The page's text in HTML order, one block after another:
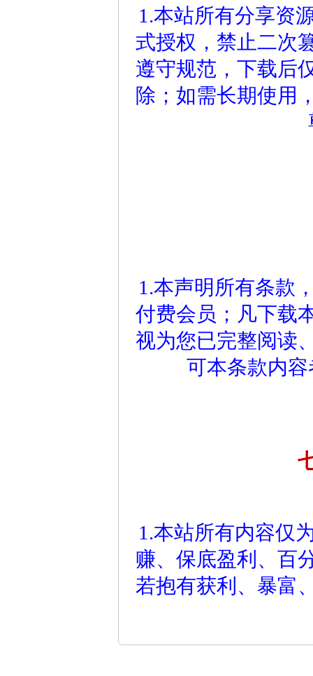
1.本站所有分享资
式授权，禁止二次
遵守规范，下载后
除；如需长期使用
1.本声明所有条款
付费会员；凡下载
视为您已完整阅读
可本条款内
1.本站所有内容仅
赚、保底盈利、百
若抱有获利、暴富